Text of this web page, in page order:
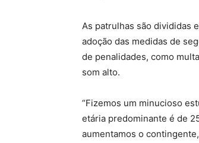
As patrulhas são divididas
adoção das medidas de
de penalidades, como
som alto.
“Fizemos um minucioso
etária predominante é de
aumentamos o